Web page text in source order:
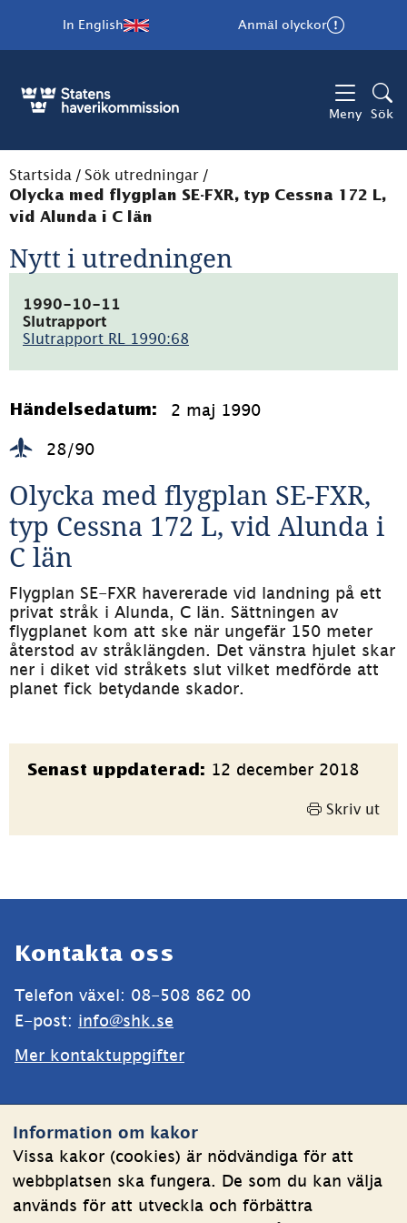
Information om kakor
Vissa kakor (cookies) är nödvändiga för att
webbplatsen ska fungera. De som du kan välja
används för att utveckla och förbättra
In English Anmäl olyckor
Meny Sök
Startsida / Sök utredningar /
Olycka med flygplan SE-FXR, typ Cessna 172 L,
vid Alunda i C län
Nytt i utredningen
1990-10-11
Slutrapport
Slutrapport RL 1990:68
758.3kB)
Händelsedatum: 2 maj 1990
28/90
Olycka med flygplan SE-FXR,
typ Cessna 172 L, vid Alunda i
C län
Flygplan SE-FXR havererade vid landning på ett
privat stråk i Alunda, C län. Sättningen av
flygplanet kom att ske när ungefär 150 meter
återstod av stråklängden. Det vänstra hjulet skar
ner i diket vid stråkets slut vilket medförde att
planet fick betydande skador.
Sidinformation
Senast uppdaterad: 12 december 2018
Skriv ut
Kontakta oss
Telefon växel: 08-508 862 00
E-post: info@shk.se
Mer kontaktuppgifter
Om kakor
Behandling av personuppgifter
Tillgänglighetsredogörelse